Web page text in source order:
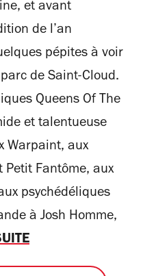
et avant
de l’an
pépites à voir
de Saint-Cloud.
Queens Of The
et talentueuse
Warpaint, aux
Petit Fantôme, aux
psychédéliques
à Josh Homme,